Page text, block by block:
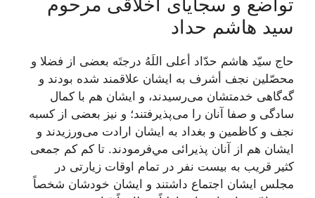
تواضع و سجایای اخلاقی مرحوم
سید هاشم حداد
حاج سيّد هاشم حدّاد أعلى اللَهُ درجتَه ‏بعضى از فضلا و
محصّلين نجف أشرف به ايشان علاقمند شده بودند و
گه‌گاهى خدمتشان می‌رسيدند، و ايشان هم با كمال
سادگى و صفا آنان را می‌‏پذيرفتند؛ و نيز بعضى از كسبه
نجف و كاظمين و بغداد به ايشان ارادت می‌‏ورزيدند و
ايشان هم از آنان پذيرائى مي‌فرمودند. تا كم كم جمعى
كثير قريب به بيست نفر در تمام اوقات زيارتى در
مجلس ايشان اجتماع داشتند و ايشان خودشان شخصاً